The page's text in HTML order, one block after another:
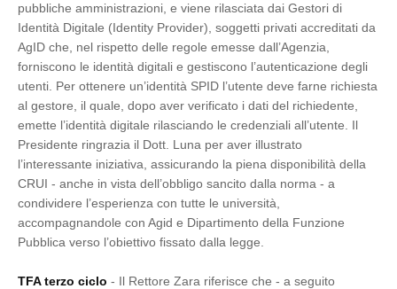
pubbliche amministrazioni, e viene rilasciata dai Gestori di
Identità Digitale (Identity Provider), soggetti privati accreditati da
AgID che, nel rispetto delle regole emesse dall’Agenzia,
forniscono le identità digitali e gestiscono l’autenticazione degli
utenti. Per ottenere un’identità SPID l’utente deve farne richiesta
al gestore, il quale, dopo aver verificato i dati del richiedente,
emette l’identità digitale rilasciando le credenziali all’utente. Il
Presidente ringrazia il Dott. Luna per aver illustrato
l’interessante iniziativa, assicurando la piena disponibilità della
CRUI - anche in vista dell’obbligo sancito dalla norma - a
condividere l’esperienza con tutte le università,
accompagnandole con Agid e Dipartimento della Funzione
Pubblica verso l’obiettivo fissato dalla legge.
TFA terzo ciclo - Il Rettore Zara riferisce che - a seguito